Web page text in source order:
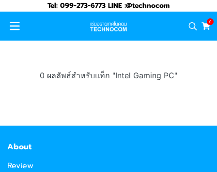
Tel: 099-273-6773 LINE :@technocom
0
0 ผลลัพธ์สำหรับแท็ก "Intel Gaming PC"
About
Review